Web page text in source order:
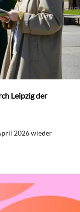
Leipzig der
2026 wieder